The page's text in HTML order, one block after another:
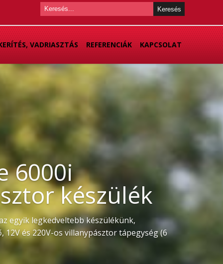
VADRIASZTÁS REFERENCIÁK KAPCSOLAT
6000i
készülék
egyik legkedveltebb készülékünk,
és 220V-os villanypásztor tápegység (6